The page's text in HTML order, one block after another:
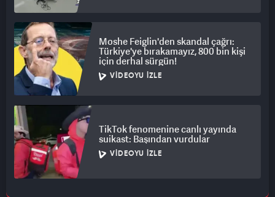
Moshe Feiglin'den skandal çağrı:
Türkiye'ye bırakamayız, 800 bin kişi
için derhal sürgün!
VIDEOYU İZLE
TikTok fenomenine canlı yayında
suikast: Başından vurdular
VIDEOYU İZLE